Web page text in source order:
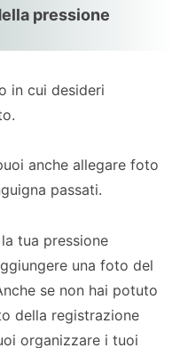
pressione
in cui desideri
anche allegare foto
passati.
tua pressione
una foto del
se non hai potuto
della registrazione
organizzare i tuoi